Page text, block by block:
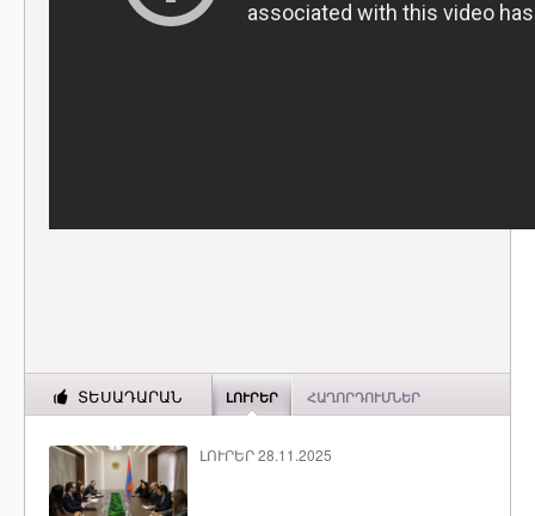
ՏԵՍԱԴԱՐԱՆ ԼՈՒՐԵՐ ՀԱՂՈՐԴՈՒՄՆԵՐ
ԼՈՒՐԵՐ 28.11.2025